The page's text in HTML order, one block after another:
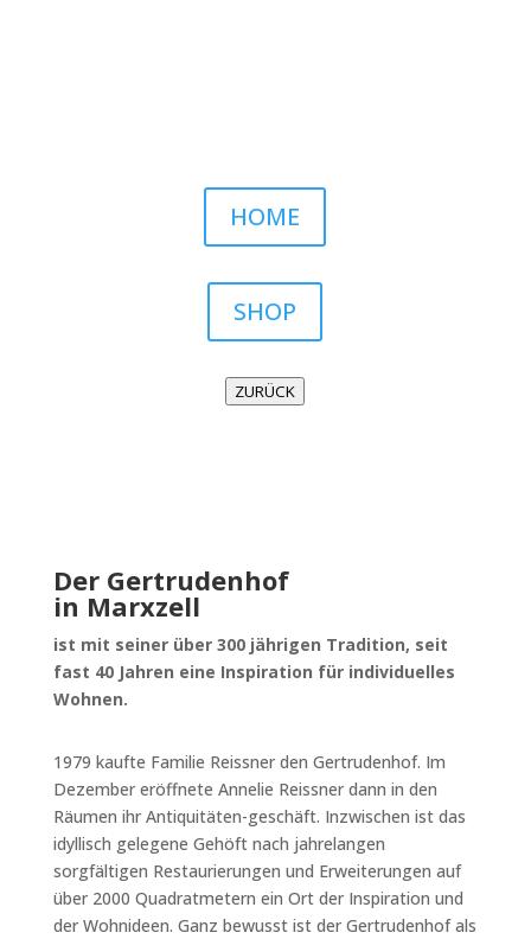
HOME
SHOP
ZURÜCK
Der Gertrudenhof
in Marxzell
ist mit seiner über 300 jährigen Tradition, seit
fast 40 Jahren eine Inspiration für individuelles
Wohnen.
1979 kaufte Familie Reissner den Gertrudenhof. Im
Dezember eröffnete Annelie Reissner dann in den
Räumen ihr Antiquitäten-geschäft. Inzwischen ist das
idyllisch gelegene Gehöft nach jahrelangen
sorgfältigen Restaurierungen und Erweiterungen auf
über 2000 Quadratmetern ein Ort der Inspiration und
der Wohnideen. Ganz bewusst ist der Gertrudenhof als